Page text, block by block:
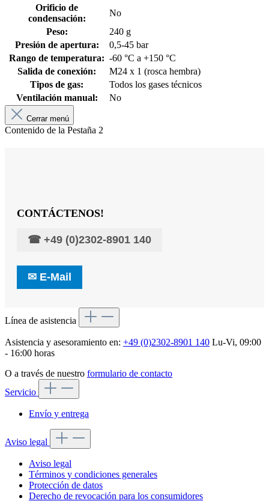
Orificio de
condensación:
No
Peso:
240 g
Presión de apertura:
0,5-45 bar
Rango de temperatura: -60 °C a +150 °C
Salida de conexión:
M24 x 1 (rosca hembra)
Tipos de gas:
Todos los gases técnicos
Ventilación manual:
No
Cerrar menú
Contenido de la Pestaña 2
CONTÁCTENOS!
☎ +49 (0)2302-8901 140
✉ E-Mail
Línea de asistencia
Asistencia y asesoramiento en: +49 (0)2302-8901 140 Lu-Vi, 09:00
- 16:00 horas
O a través de nuestro formulario de contacto
Servicio
Envío y entrega
Aviso legal
Aviso legal
Términos y condiciones generales
Protección de datos
Derecho de revocación para los consumidores